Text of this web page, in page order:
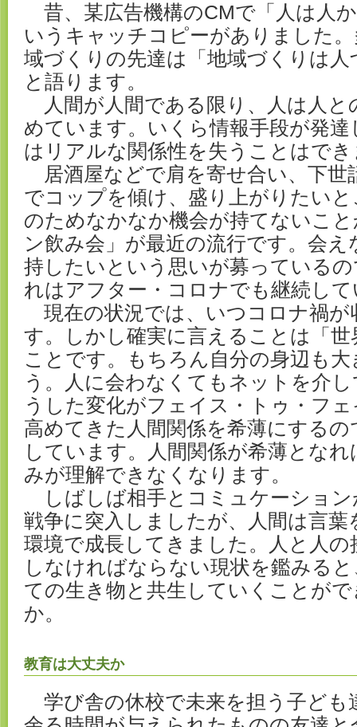
昔、某広告機構のCMで「人は人
いうキャッチコピーがありました
域づくりの先達は「地域づくりは
と語ります。
人間が人間である限り、人は人と
めています。いくら情報手段が発
はリアルな関係性を失うことはで
居酒屋などで肩を寄せ合い、下世
でコップを傾け、盛り上がりたい
のためなかなか機会が持てないこ
ン飲み会」が最近の流行です。会
持したいという思いが募っている
れはアフター・コロナでも継続し
現在の状況では、いつコロナ禍が
す。しかし確実に言えることは「
ことです。もちろん自分の身辺も
う。人に会わなくてもネットを介
うした変化がフェイス・トゥ・フ
高めてきた人間関係を希薄にする
しています。人間関係が希薄とな
みが理解できなくなります。
しばしば相手とコミュケーション
戦争に突入しましたが、人間は言葉
環境で成長してきました。人と人の
しなければならない現状を鑑みる
ての生き物と共生していくことが
か。
教育は大丈夫か
学び舎の休校で未来を担う子ども